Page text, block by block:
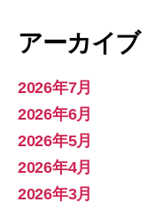
アーカイブ
2026年7月
2026年6月
2026年5月
2026年4月
2026年3月